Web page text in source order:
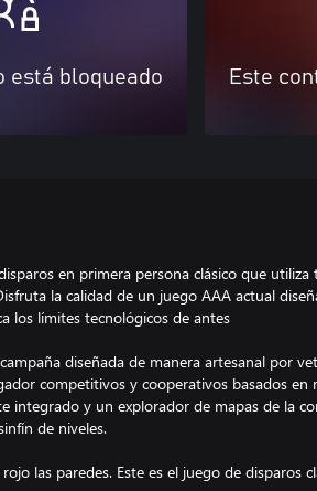
está bloqueado Este
en primera persona clásico que utiliza
la calidad de un juego AAA actual
los límites tecnológicos de antes
diseñada de manera artesanal por
competitivos y cooperativos basados en
integrado y un explorador de mapas de la
de niveles.
las paredes. Este es el juego de disparos